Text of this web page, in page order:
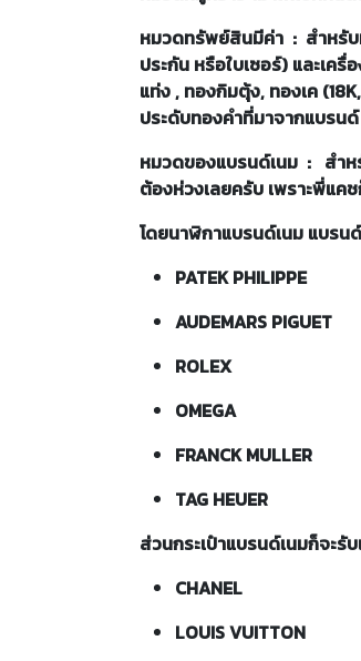
หมวดทรัพย์สินมีค่า : สำหรับ
ประกัน หรือใบเซอร์) และเค
แท่ง , ทองกิมตุ้ง, ทองเค
ประดับทองคำที่มาจากแบรน
หมวดของแบรนด์เนม : สำห
ต้องห่วงเลยครับ เพราะพี่แค
โดยนาฬิกาแบรนด์เนม แบรน
PATEK PHILIPPE
AUDEMARS PIGUET
ROLEX
OMEGA
FRANCK MULLER
TAG HEUER
ส่วนกระเป๋าแบรนด์เนมก็จะ
CHANEL
LOUIS VUITTON